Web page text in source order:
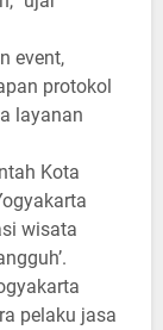
event,
protokol
layanan
Kota
wisata
pelaku jasa